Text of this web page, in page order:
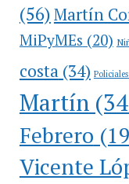
(56)Martín
MiPyMEs (20)
costa(34) Policiales
Martín
Febrero
Vicente